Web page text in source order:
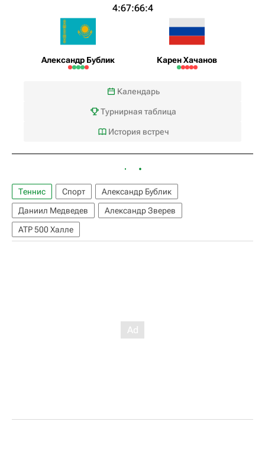
Александр Бублик
4:67:66:4
Карен Хачанов
Календарь
Турнирная таблица
История встреч
Теннис Спорт
Александр Бублик
Даниил Медведев
Александр Зверев
ATP 500 Халле